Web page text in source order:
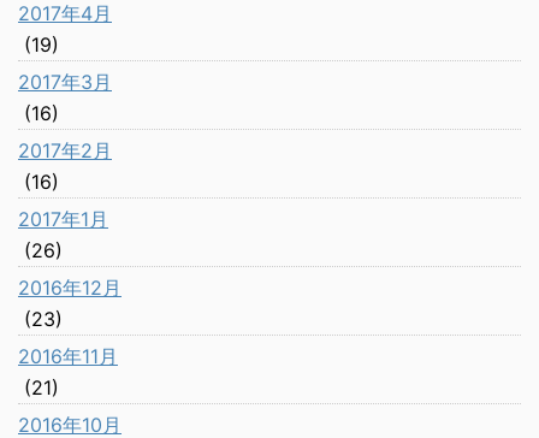
2017年4月
(19)
2017年3月
(16)
2017年2月
(16)
2017年1月
(26)
2016年12月
(23)
2016年11月
(21)
2016年10月